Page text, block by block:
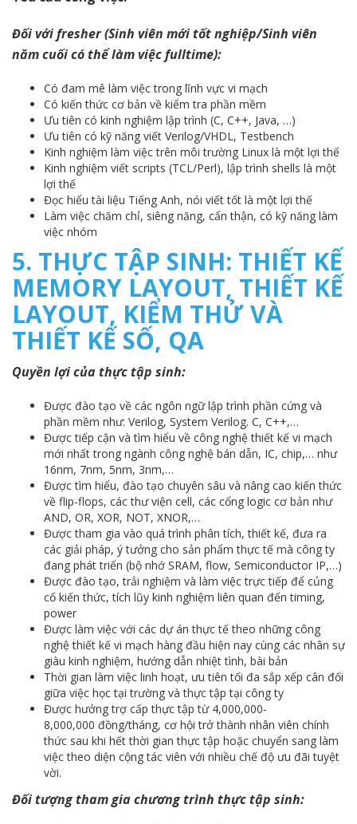
Đối với fresher (Sinh viên mới tốt nghiệp/Sinh viên
năm cuối có thể làm việc fulltime):
Có đam mê làm việc trong lĩnh vực vi mạch
Có kiến thức cơ bản về kiểm tra phần mềm
Ưu tiên có kinh nghiệm lập trình (C, C++, Java, …)
Ưu tiên có kỹ năng viết Verilog/VHDL, Testbench
Kinh nghiệm làm việc trên môi trường Linux là một lợi thế
Kinh nghiệm viết scripts (TCL/Perl), lập trình shells là một
lợi thế
Đọc hiểu tài liệu Tiếng Anh, nói viết tốt là một lợi thế
Làm việc chăm chỉ, siêng năng, cẩn thận, có kỹ năng làm
việc nhóm
5. THỰC TẬP SINH: THIẾT KẾ
MEMORY LAYOUT, THIẾT KẾ
LAYOUT, KIỂM THỬ VÀ
THIẾT KẾ SỐ, QA
Quyền lợi của thực tập sinh:
Được đào tạo về các ngôn ngữ lập trình phần cứng và
phần mềm như: Verilog, System Verilog. C, C++,…
Được tiếp cận và tìm hiểu về công nghệ thiết kế vi mạch
mới nhất trong ngành công nghệ bán dẫn, IC, chip,… như
16nm, 7nm, 5nm, 3nm,…
Được tìm hiểu, đào tạo chuyên sâu và nâng cao kiến thức
về flip-flops, các thư viện cell, các cổng logic cơ bản như
AND, OR, XOR, NOT, XNOR,…
Được tham gia vào quá trình phân tích, thiết kế, đưa ra
các giải pháp, ý tưởng cho sản phẩm thực tế mà công ty
đang phát triển (bộ nhớ SRAM, flow, Semiconductor IP,…)
Được đào tạo, trải nghiệm và làm việc trực tiếp để củng
cố kiến thức, tích lũy kinh nghiệm liên quan đến timing,
power
Được làm việc với các dự án thực tế theo những công
nghệ thiết kế vi mạch hàng đầu hiện nay cùng các nhân sự
giàu kinh nghiệm, hướng dẫn nhiệt tình, bài bản
Thời gian làm việc linh hoạt, ưu tiên tối đa sắp xếp cân đối
giữa việc học tại trường và thực tập tại công ty
Được hưởng trợ cấp thực tập từ 4,000,000-
8,000,000 đồng/tháng, cơ hội trở thành nhân viên chính
thức sau khi hết thời gian thực tập hoặc chuyển sang làm
việc theo diện cộng tác viên với nhiều chế độ ưu đãi tuyệt
vời.
Đối tượng tham giachương trình thực tập sinh: